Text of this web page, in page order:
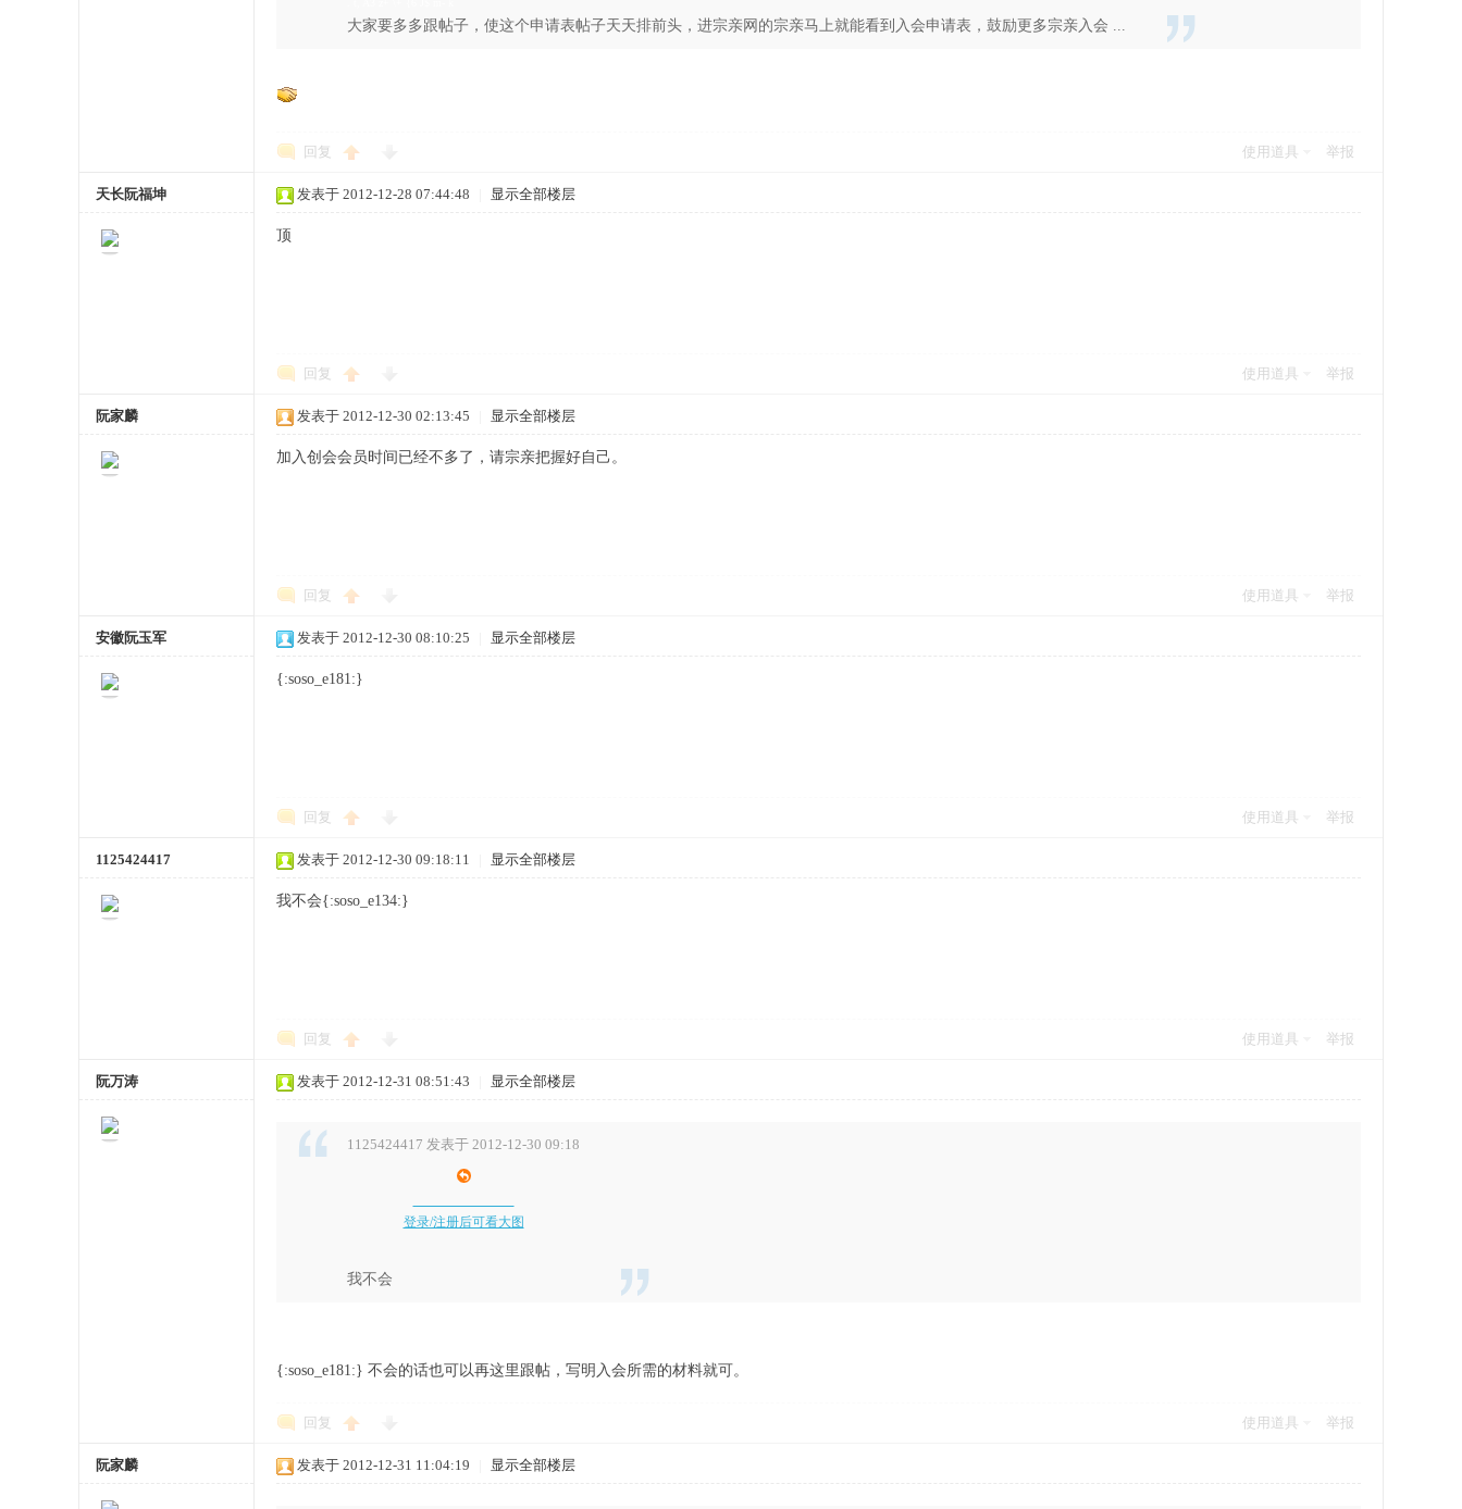
大家要多多跟帖子，使这个申请表帖子天天排前头，进宗亲网的宗亲马上就能看到入会申请表，鼓励更多宗亲入会 ...
回复 使用道具 举报
天长阮福坤 发表于 2012-12-28 07:44:48 显示全部楼层
顶
回复 使用道具 举报
阮家麟 发表于 2012-12-30 02:13:45 显示全部楼层
加入创会会员时间已经不多了，请宗亲把握好自己。
回复 使用道具 举报
安徽阮玉军 发表于 2012-12-30 08:10:25 显示全部楼层
{:soso_e181:}
回复 使用道具 举报
1125424417 发表于 2012-12-30 09:18:11 显示全部楼层
我不会{:soso_e134:}
回复 使用道具 举报
阮万涛 发表于 2012-12-31 08:51:43 显示全部楼层
1125424417 发表于 2012-12-30 09:18
登录/注册后可看大图
我不会
{:soso_e181:} 不会的话也可以再这里跟帖，写明入会所需的材料就可。
回复 使用道具 举报
阮家麟 发表于 2012-12-31 11:04:19 显示全部楼层